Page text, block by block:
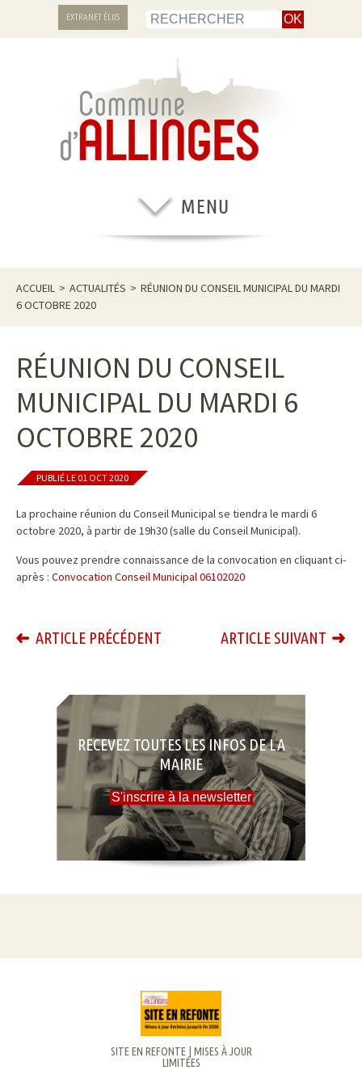
EXTRANET ÉLUS
ACCUEIL > ACTUALITÉS > RÉUNION DU CONSEIL MUNICIPAL DU MARDI
6 OCTOBRE 2020
RÉUNION DU CONSEIL
MUNICIPAL DU MARDI 6
OCTOBRE 2020
PUBLIÉ LE 01 OCT 2020
La prochaine réunion du Conseil Municipal se tiendra le mardi 6
octobre 2020, à partir de 19h30 (salle du Conseil Municipal).
Vous pouvez prendre connaissance de la convocation en cliquant ci-
après : Convocation Conseil Municipal 06102020
ARTICLE PRÉCÉDENT ARTICLE SUIVANT
RECEVEZ TOUTES LES INFOS DE LA
MAIRIE
S'inscrire à la newsletter
SITE EN REFONTE | MISES À JOUR
LIMITÉES